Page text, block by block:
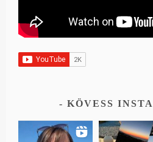
KÖVESS